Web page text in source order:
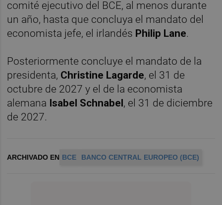
comité ejecutivo del BCE, al menos durante
un año, hasta que concluya el mandato del
economista jefe, el irlandés Philip Lane.
Posteriormente concluye el mandato de la
presidenta, Christine Lagarde, el 31 de
octubre de 2027 y el de la economista
alemana Isabel Schnabel, el 31 de diciembre
de 2027.
ARCHIVADO EN BCE BANCO CENTRAL EUROPEO (BCE)